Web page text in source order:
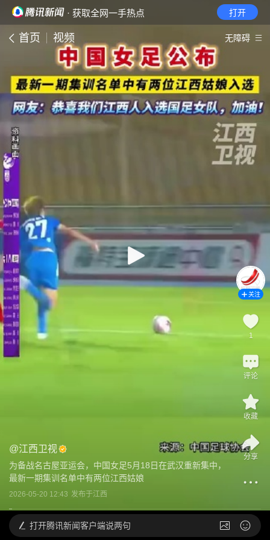
· 获取全网一手热点 打开
首页 视频 无障碍
@江西卫视
为备战名古屋亚运会，中国女足5月18日在武汉重新集中，
最新一期集训名单中有两位江西姑娘
2026-05-20 12:43 发布于江西
关注
1
评论
收藏
分享
打开腾讯新闻客户端说两句